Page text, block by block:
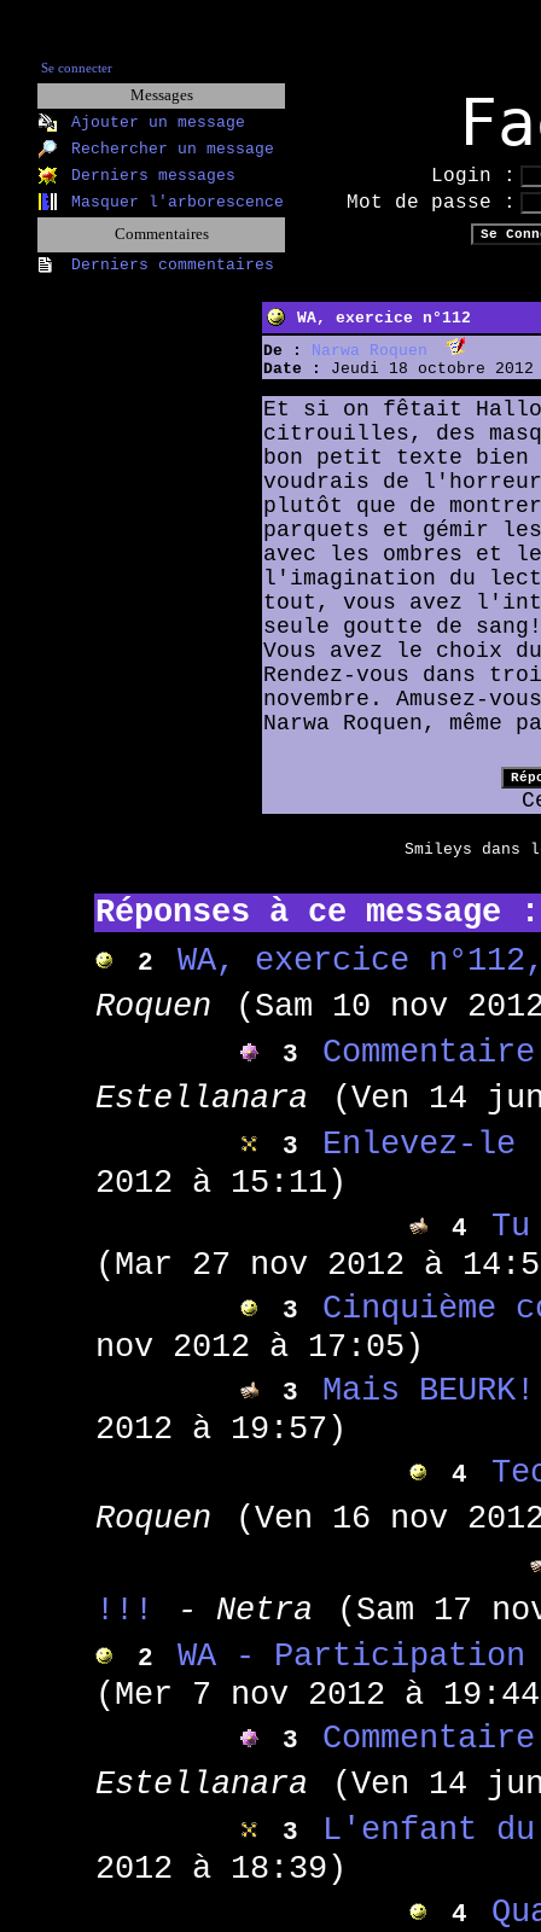
Se connecter
Messages
Ajouter un message
Rechercher un message
Derniers messages
Login :
Masquer l'arborescence Mot de passe :
Commentaires
Derniers commentaires
WA, exercice n°112
De :
Narwa Roquen
Date :
Jeudi 18 octobre
Et si on fêtait
citrouilles, des
bon petit texte
voudrais de
plutôt que de
parquets et gémir
avec les ombres et
l'imagination du
tout, vous avez
seule goutte de sang!
Vous avez le choix
Rendez-vous dans
novembre. Amusez-
Narwa Roquen, même
Smileys dans
Réponses à ce message :
2
WA, exercice
Roquen
(Sam 10 nov
3
Estellanara
(Ven 14
3
Enlevez-
2012 à 15:11)
4
(Mar 27 nov 2012 à
3
Cinquième
nov 2012 à 17:05)
3
Mais
2012 à 19:57)
4
Roquen
(Ven 16 nov
!!! - Netra (Sam 17
2
WA - Participation
(Mer 7 nov 2012 à
3
Estellanara
(Ven 14
3
L'enfant
2012 à 18:39)
4